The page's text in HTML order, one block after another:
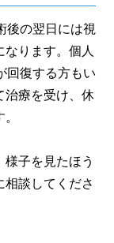
後の翌日には視
ります。個人
回復する方もい
治療を受け、休
子を見たほう
談してくださ